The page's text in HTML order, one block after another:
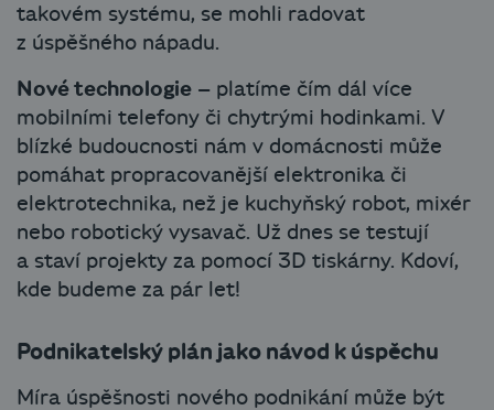
takovém systému, se mohli radovat
z úspěšného nápadu.
Nové technologie – platíme čím dál více
mobilními telefony či chytrými hodinkami. V
blízké budoucnosti nám v domácnosti může
pomáhat propracovanější elektronika či
elektrotechnika, než je kuchyňský robot, mixér
nebo robotický vysavač. Už dnes se testují
a staví projekty za pomocí 3D tiskárny. Kdoví,
kde budeme za pár let!
Podnikatelský plán jako návod k úspěchu
Míra úspěšnosti nového podnikání může být